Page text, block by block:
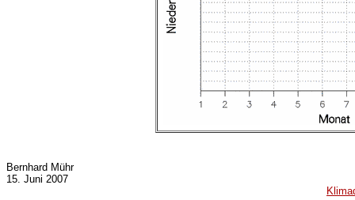
Bernhard Mühr
15. Juni 2007